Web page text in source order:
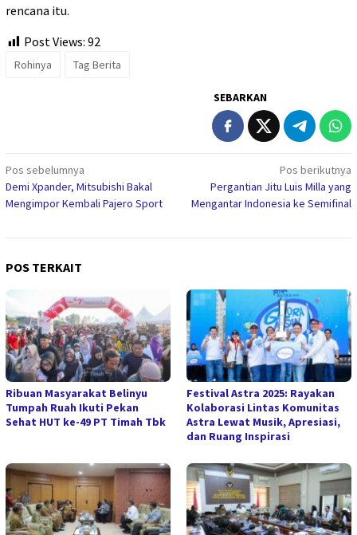
rencana itu.
Post Views: 92
Rohinya Tag Berita
SEBARKAN
Navigasi
pos
Pos sebelumnya
Demi Xpander, Mitsubishi Bakal
Mengimpor Kembali Pajero Sport
Pos berikutnya
Pergantian Jitu Luis Milla yang
Mengantar Indonesia ke Semifinal
POS TERKAIT
Ribuan Masyarakat Belinyu
Tumpah Ruah Ikuti Pekan
Sehat HUT ke-49 PT Timah Tbk
Festival Astra 2025: Rayakan
Kolaborasi Lintas Komunitas
Astra Lewat Musik, Apresiasi,
dan Ruang Inspirasi